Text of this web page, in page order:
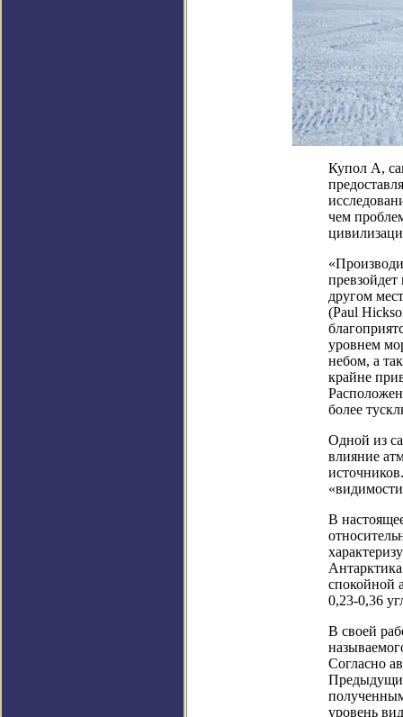
Купол А,
чем
другом
(Paul
уровнем
небом, а
крайне
более
Одной из
влияние
В
спокойной
0,23-0,36
В своей
Согласно
уровень